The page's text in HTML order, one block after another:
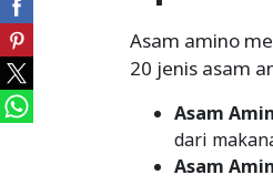
Asam amino
20 jenis asam
Asam
dari
Asam